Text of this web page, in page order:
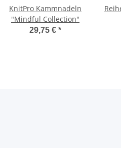
KnitPro Kammnadeln
"Mindful Collection"
29,75 € *